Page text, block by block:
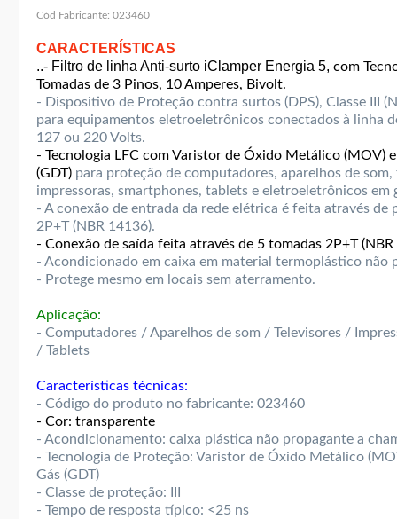
Cód Fabricante: 023460
CARACTERÍSTICAS
..- Filtro de linha Anti-surto iClamper Energia 5, com
Tomadas de 3 Pinos, 10 Amperes, Bivolt.
- Dispositivo de Proteção contra surtos (DPS), Classe III
para equipamentos eletroeletrônicos conectados à linha
127 ou 220 Volts.
- Tecnologia LFC com Varistor de Óxido Metálico (MOV)
(GDT) para proteção de computadores, aparelhos de som,
impressoras, smartphones, tablets e eletroeletrônicos em
- A conexão de entrada da rede elétrica é feita através de
2P+T (NBR 14136).
- Conexão de saída feita através de 5 tomadas 2P+T
- Acondicionado em caixa em material termoplástico não
- Protege mesmo em locais sem aterramento.
Aplicação:
- Computadores / Aparelhos de som / Televisores /
/ Tablets
Características técnicas:
- Código do produto no fabricante: 023460
- Cor: transparente
- Acondicionamento: caixa plástica não propagante a
- Tecnologia de Proteção: Varistor de Óxido Metálico
Gás (GDT)
- Classe de proteção: III
- Tempo de resposta típico: <25 ns